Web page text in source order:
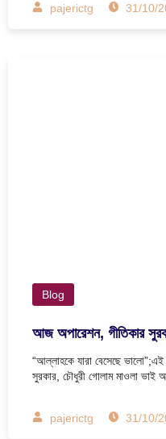
pajerictg 31/10/
Blog
আজ অপারেশন, গীতিকার
“আল্লাহকে যারা বেসেছে
সুরকার, চৌধুরী গোলাম মাওলা
pajerictg 31/10/